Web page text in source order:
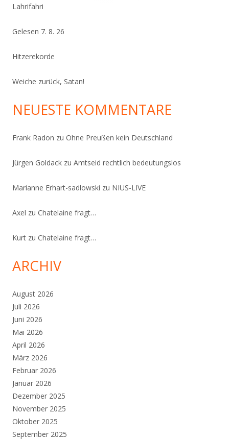
Lahrifahri
Gelesen 7. 8. 26
Hitzerekorde
Weiche zurück, Satan!
NEUESTE KOMMENTARE
Frank Radon zu Ohne Preußen kein Deutschland
Jürgen Goldack zu Amtseid rechtlich bedeutungslos
Marianne Erhart-sadlowski zu NIUS-LIVE
Axel zu Chatelaine fragt…
Kurt zu Chatelaine fragt…
ARCHIV
August 2026
Juli 2026
Juni 2026
Mai 2026
April 2026
März 2026
Februar 2026
Januar 2026
Dezember 2025
November 2025
Oktober 2025
September 2025